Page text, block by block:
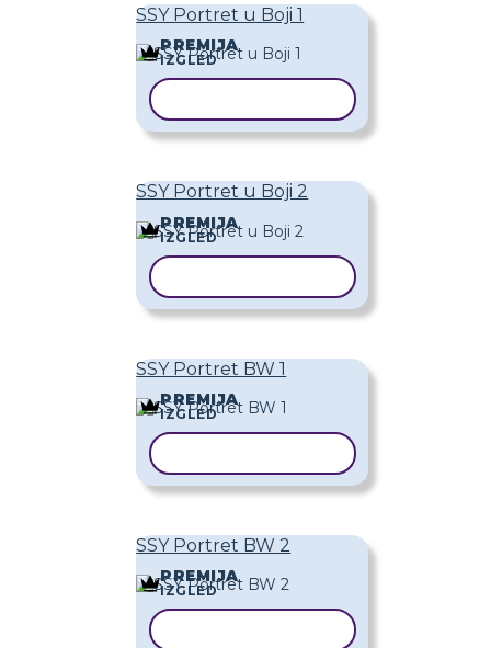
SSY Portret u Boji 1
PREMIJA
IZGLED
SSY Portret u Boji 2
PREMIJA
IZGLED
SSY Portret BW 1
PREMIJA
IZGLED
SSY Portret BW 2
PREMIJA
IZGLED